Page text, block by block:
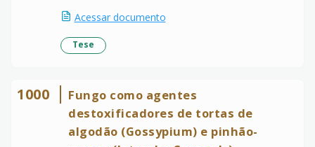
Acessar documento
Tese
1000
Fungo como agentes
destoxificadores de tortas de
algodão (Gossypium) e pinhão-